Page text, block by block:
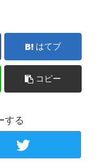
はてブ
コピー
する